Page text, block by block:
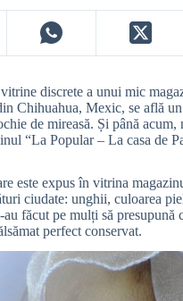
discrete a unui mic
Chihuahua, Mexic, se află
de mireasă. Și până
“La Popular – La casa de
este expus în vitrina
ciudate: unghii, culoarea
făcut pe mulți să presupună
perfect conservat.